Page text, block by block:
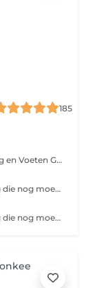
185
Heerlijke Ontspannende Behandeling voor Rug en Voeten Gun jezelf een moment van ontspanning met onze unieke behandeling voor de rug en voeten. Deze verkwikkende sessie begint met een grondige reiniging en scrub, waarbij alle dode huidcellen worden verwijderd, zodat je huid weer kan stralen. Vervolgens brengen we een algenpakking aan, die niet alleen ontgiftend werkt maar ook de afvoer van afvalstoffen bevordert. Deze krachtige pakking geeft een boost van vitamines en mineralen af aan je huid, waardoor je je weer vernieuwd en verfrist voelt. De behandeling wordt afgesloten met een luxe massage van de rug en voeten, gevolgd door een voedende crème die de huid hydrateert en verzorgt. Geniet van een heerlijk gevoede huid en ervaar het verkwikkende gevoel dat deze behandeling met zich meebrengt. Kom langs en laat je verwennen!
LET OP! Je wordt behandeld door een Leerling die nog moet leren dus verwacht geen perfectie en heb wat geduld!
LET OP! Je wordt behandeld door een Leerling die nog moet leren dus verwacht geen perfectie en heb wat geduld!